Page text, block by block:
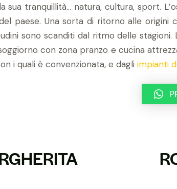
sua tranquillità… natura, cultura, sport.
paese. Una sorta di ritorno alle origini
sono scanditi dal ritmo delle stagioni.
con zona pranzo e cucina
i quali è convenzionata, e dagli impianti